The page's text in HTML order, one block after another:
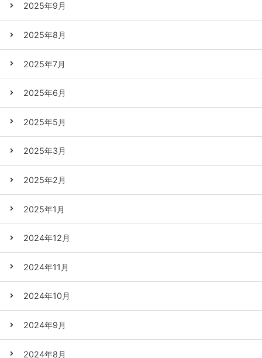
2025年9月
2025年8月
2025年7月
2025年6月
2025年5月
2025年3月
2025年2月
2025年1月
2024年12月
2024年11月
2024年10月
2024年9月
2024年8月